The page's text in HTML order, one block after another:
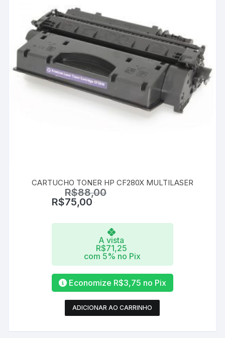
CARTUCHO TONER HP CF280X MULTILASER
R$88,00
R$75,00
A vista
R$71,25
com 5% no Pix
Economize R$3,75 no Pix
ADICIONAR AO CARRINHO